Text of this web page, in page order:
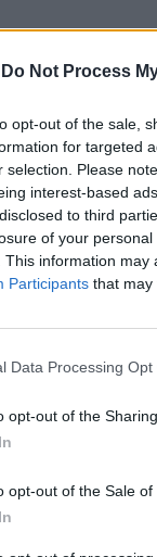
Do Not Process
opt-out of the sale,
for targeted
selection. Please
interest-based
to third
of your
This information
Participants that may
Data Processing Opt
opt-out of the
opt-out of the Sale of
isolato dai
i voti da
il Paese a
fatto un